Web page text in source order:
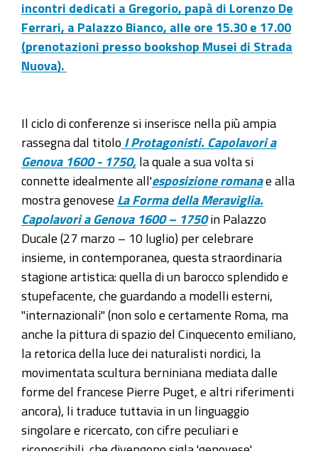
-
Il
Superbarocco
a
2022-
05-
26T16:00:00+02:00
2022-
05-
26T18:00:00+02:00
Appuntamento
di
un
ciclo
di
conferenze
sui
disegni
preparatori
incontri dedicati a Gregorio, papà di Lorenzo De
Ferrari, a Palazzo Bianco, alle ore 15.30 e 17.00
(prenotazioni presso bookshop Musei di Strada
Nuova).
Il ciclo di conferenze si inserisce nella più ampia
rassegna dal titolo I Protagonisti. Capolavori a
Genova 1600 - 1750, la quale a sua volta si
connette idealmente all'esposizione romanae alla
mostra genovese La Forma della Meraviglia.
Capolavori a Genova 1600 – 1750in Palazzo
Ducale (27 marzo – 10 luglio) per celebrare
insieme, in contemporanea, questa straordinaria
stagione artistica: quella di un barocco splendido e
stupefacente, che guardando a modelli esterni,
"internazionali" (non solo e certamente Roma, ma
anche la pittura di spazio del Cinquecento emiliano,
la retorica della luce dei naturalisti nordici, la
movimentata scultura berniniana mediata dalle
forme del francese Pierre Puget, e altri riferimenti
ancora), li traduce tuttavia in un linguaggio
singolare e ricercato, con cifre peculiari e